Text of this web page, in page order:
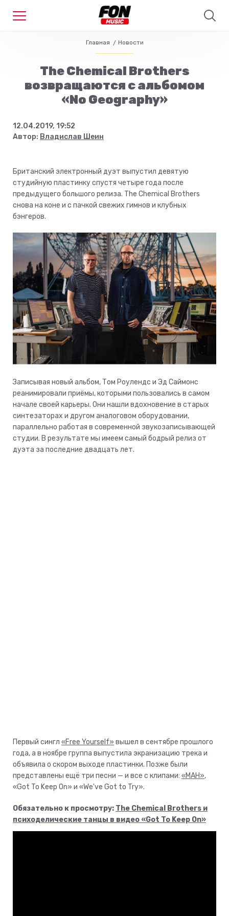
Главная Новости
The Chemical Brothers
возвращаются с альбомом
«No Geography»
12.04.2019, 19:52
Автор: Владислав Шеин
Британский электронный дуэт выпустил девятую
студийную пластинку спустя четыре года после
предыдущего большого релиза. The Chemical Brothers
снова на коне и с пачкой свежих гимнов и клубных
бэнгеров.
Записывая новый альбом, Том Роулендс и Эд Саймонс
реанимировали приёмы, которыми пользовались в самом
начале своей карьеры. Они нашли вдохновение в старых
синтезаторах и другом аналоговом оборудовании,
параллельно работая в современной звукозаписывающей
студии. В результате мы имеем самый бодрый релиз от
дуэта за последние двадцать лет.
Первый сингл «Free Yourself» вышел в сентябре прошлого
года, а в ноябре группа выпустила экранизацию трека и
объявила о скором выходе пластинки. Позже были
представлены ещё три песни — и все с клипами: «MAH»,
«Got To Keep On» и «We've Got to Try».
Обязательно к просмотру: The Chemical Brothers и
психоделические танцы в видео «Got To Keep On»